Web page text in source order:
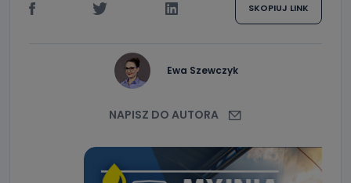
SKOPIUJ LINK
Ewa Szewczyk
NAPISZ DO AUTORA